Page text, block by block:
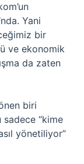
Yani
bir
ve ekonomik
da zaten
biri
“kime
yönetiliyor”